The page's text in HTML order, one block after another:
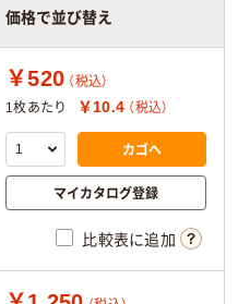
価格で並び替え
￥520 （税込）
1枚あたり
￥10.4 （税込）
カゴへ
マイカタログ登録
比較表に追加